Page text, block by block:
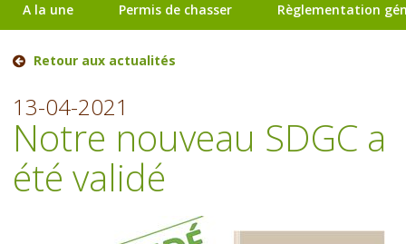
A la une Permis de chasser Règlementation
Retour aux actualités
13-04-2021
Notre nouveau SDGC a
été validé